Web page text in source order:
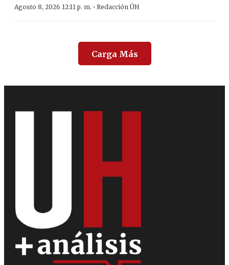
Agosto 8, 2026 12:11 p. m. · Redacción ÚH
Carga Más